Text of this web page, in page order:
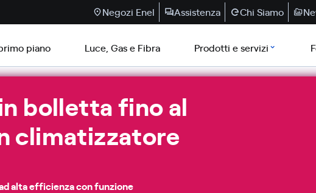
Negozi Enel Assistenza Chi Siamo
piano Luce, Gas e Fibra Prodotti e servizi
bolletta fino al
climatizzatore
alta efficienza con funzione